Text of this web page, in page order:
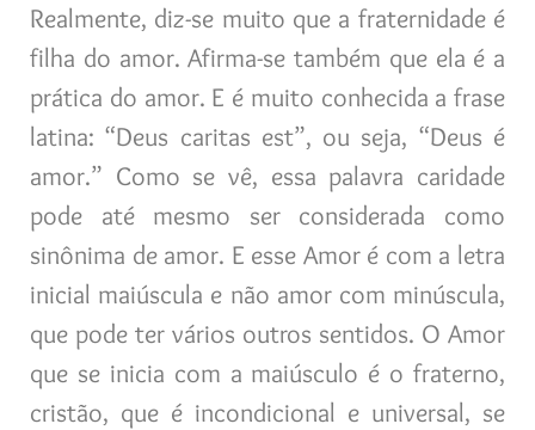
Realmente, diz-se muito que a fraternidade é
filha do amor. Afirma-se também que ela é a
prática do amor. E é muito conhecida a frase
latina: “Deus caritas est”, ou seja, “Deus é
amor.” Como se vê, essa palavra caridade
pode até mesmo ser considerada como
sinônima de amor. E esse Amor é com a letra
inicial maiúscula e não amor com minúscula,
que pode ter vários outros sentidos. O Amor
que se inicia com a maiúsculo é o fraterno,
cristão, que é incondicional e universal, se